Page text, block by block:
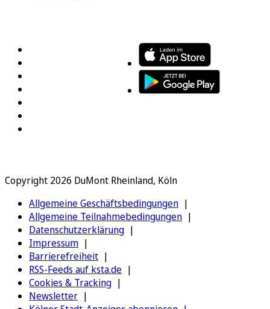
Copyright 2026 DuMont Rheinland, Köln
Allgemeine Geschäftsbedingungen
Allgemeine Teilnahmebedingungen
Datenschutzerklärung
Impressum
Barrierefreiheit
RSS-Feeds auf ksta.de
Cookies & Tracking
Newsletter